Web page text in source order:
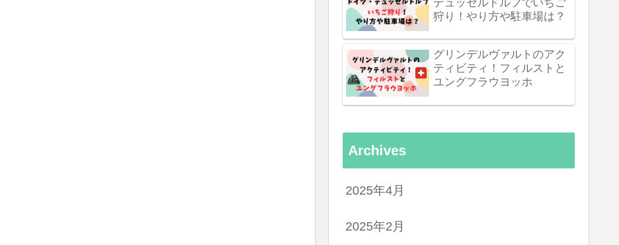
狩り！やり方や駐車場は？
グリンデルヴァルトのアク
ティビティ！フィルストと
ユングフラウヨッホ
Archives
2025年4月
2025年2月